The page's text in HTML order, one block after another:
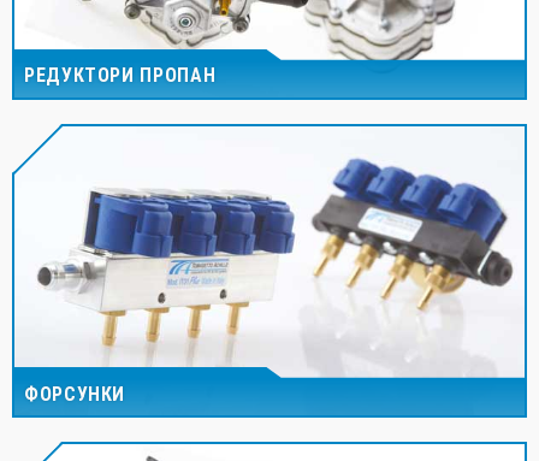
РЕДУКТОРИ ПРОПАН
ФОРСУНКИ